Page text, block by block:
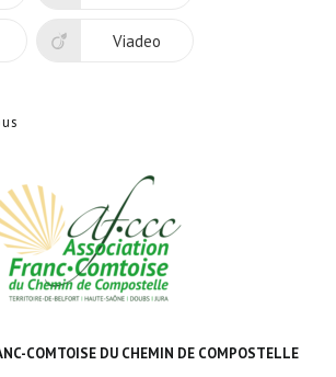
Viadeo
COMTOISE DU CHEMIN DE COMPOSTELLE